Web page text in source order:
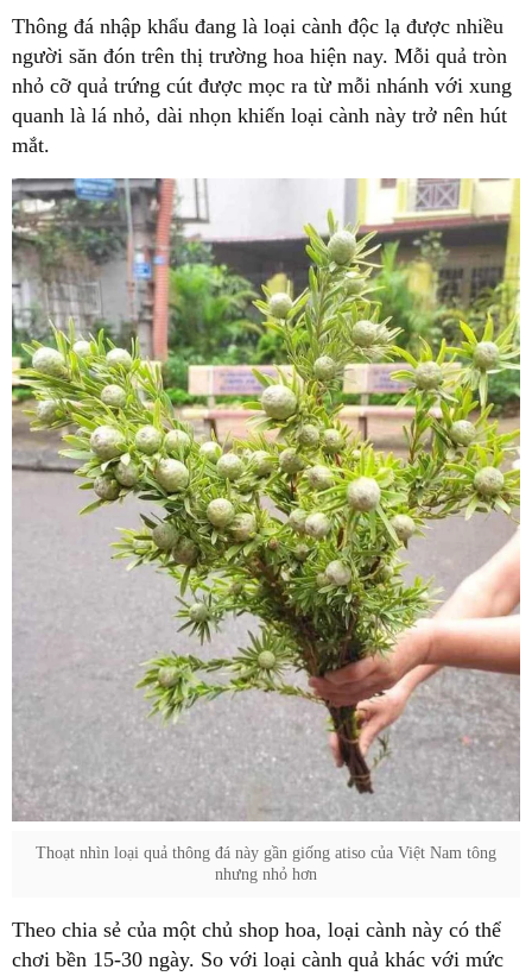
Thông đá nhập khẩu đang là loại cành độc lạ được nhiều
người săn đón trên thị trường hoa hiện nay. Mỗi quả tròn
nhỏ cỡ quả trứng cút được mọc ra từ mỗi nhánh với xung
quanh là lá nhỏ, dài nhọn khiến loại cành này trở nên hút
mắt.
Thoạt nhìn loại quả thông đá này gần giống atiso của Việt Nam tông
nhưng nhỏ hơn
Theo chia sẻ của một chủ shop hoa, loại cành này có thể
chơi bền 15-30 ngày. So với loại cành quả khác với mức